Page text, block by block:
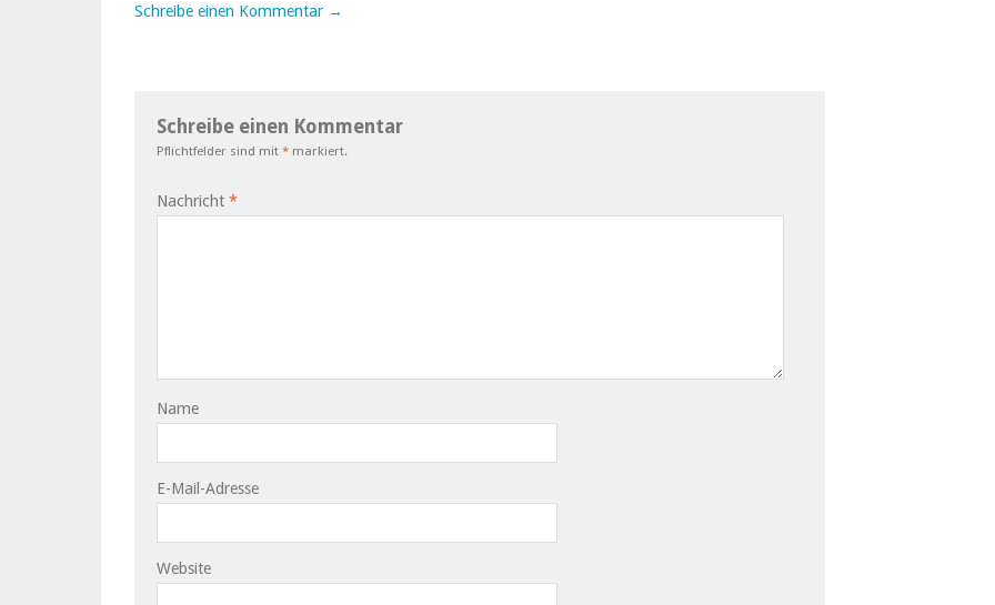
Schreibe einen Kommentar →
Schreibe einen Kommentar
Pflichtfelder sind mit * markiert.
Nachricht *
Name
E-Mail-Adresse
Website